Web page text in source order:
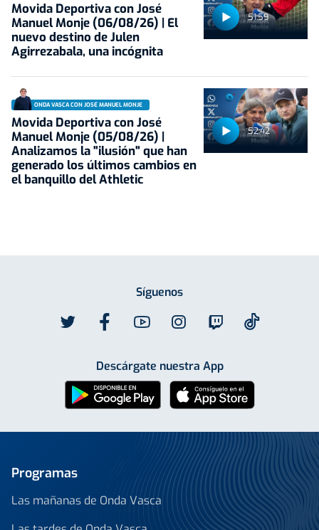
51:59
Movida Deportiva con José
Manuel Monje (06/08/26) | El
nuevo destino de Julen
Agirrezabala, una incógnita
52:42
ONDA VASCA CON JOSÉ MANUEL MONJE
Movida Deportiva con José
Manuel Monje (05/08/26) |
Analizamos la "ilusión" que han
generado los últimos cambios en
el banquillo del Athletic
Síguenos
Descárgate nuestra App
Programas
Las mañanas de Onda Vasca